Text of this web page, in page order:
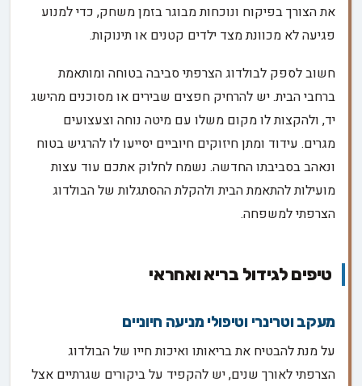
את הצורך בפיקוח ונוכחות מבוגר בזמן משחק, כדי למנוע
פגיעה לא מכוונת מצד ילדים קטנים או תינוקות.
חשוב לספק לבולדוג הצרפתי סביבה בטוחה ומותאמת
ברחבי הבית. יש להרחיק חפצים שבירים או מסוכנים מהישג
יד, ולהקצות לו מקום משלו עם מיטה נוחה וצעצועים
מגרים. עידוד ומתן חיזוקים חיוביים יסייעו לו להרגיש בטוח
ונאהב בסביבתו החדשה. נשמח לחלוק אתכם עוד עצות
מועילות להתאמת הבית ולהקלת ההסתגלות של הבולדוג
הצרפתי למשפחה.
טיפים לגידול בריא ואחראי
מעקב וטרינרי וטיפולי מניעה חיוניים
על מנת להבטיח את בריאותו ואיכות חייו של הבולדוג
הצרפתי לאורך שנים, יש להקפיד על ביקורים שגרתיים אצל